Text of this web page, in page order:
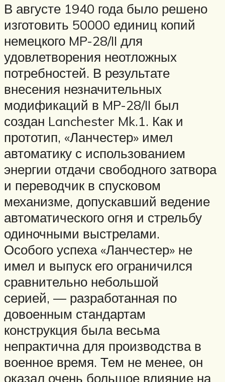
В августе 1940 года было решено
изготовить 50000 единиц копий
немецкого MP-28/II для
удовлетворения неотложных
потребностей. В результате
внесения незначительных
модификаций в MP-28/II был
создан Lanchester Mk.1. Как и
прототип, «Ланчестер» имел
автоматику с использованием
энергии отдачи свободного затвора
и переводчик в спусковом
механизме, допускавший ведение
автоматического огня и стрельбу
одиночными выстрелами.
Особого успеха «Ланчестер» не
имел и выпуск его ограничился
сравнительно небольшой
серией, — разработанная по
довоенным стандартам
конструкция была весьма
непрактична для производства в
военное время. Тем не менее, он
оказал очень большое влияние на